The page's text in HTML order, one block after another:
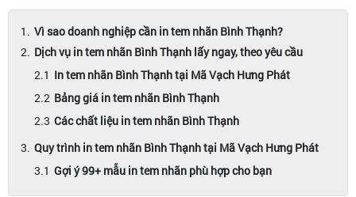
Vì sao doanh nghiệp cần in tem nhãn Bình Thạnh?
Dịch vụ in tem nhãn Bình Thạnh lấy ngay, theo yêu cầu
In tem nhãn Bình Thạnh tại Mã Vạch Hưng Phát
Bảng giá in tem nhãn Bình Thạnh
Các chất liệu in tem nhãn Bình Thạnh
Quy trình in tem nhãn Bình Thạnh tại Mã Vạch Hưng Phát
Gợi ý 99+ mẫu in tem nhãn phù hợp cho bạn